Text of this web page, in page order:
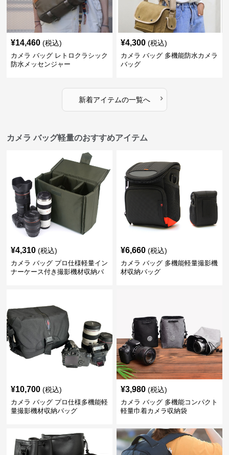
¥14,460 (税込)
カメラ バッグ レトロクラシック
防水メッセンジャー
¥4,300 (税込)
カメラ バッグ 多機能防水カメラ
バッグ
新着アイテムの一覧へ ›
カメラ バッグ軽量のおすすめアイテム
¥4,310 (税込)
カメラ バッグ プロ仕様軽量イン
ナーケース付き撮影機材収納バ
¥6,660 (税込)
カメラ バッグ 多機能軽量撮影機
材収納バッグ
¥10,700 (税込)
カメラ バッグ プロ仕様多機能軽
量撮影機材収納バッグ
¥3,980 (税込)
カメラ バッグ 多機能コンパクト
軽量巾着カメラ収納袋